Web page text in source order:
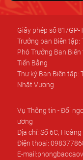
Giấy phép số 81/GP-
Trưởng ban Biên tập:
Phó Trưởng Ban
Tiến Bằng
Thư ký Ban Biên tập:
Nhật Vương
Vụ Thông tin - Đối
ương
Địa chỉ: Số 6C, Hoàng
Điện thoại:
E-